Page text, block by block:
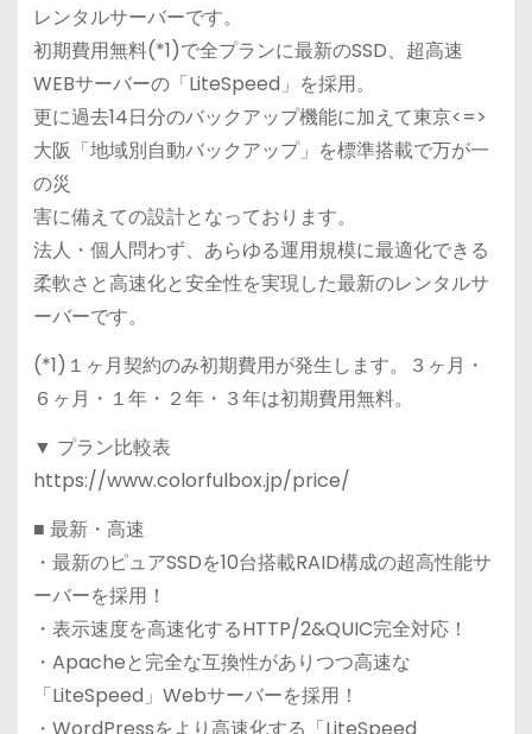
レンタルサーバーです。
初期費用無料(*1)で全プランに最新のSSD、超高速
WEBサーバーの「LiteSpeed」を採用。
更に過去14日分のバックアップ機能に加えて東京<=>
大阪「地域別自動バックアップ」を標準搭載で万が一
の災
害に備えての設計となっております。
法人・個人問わず、あらゆる運用規模に最適化できる
柔軟さと高速化と安全性を実現した最新のレンタルサ
ーバーです。
(*1)１ヶ月契約のみ初期費用が発生します。３ヶ月・
６ヶ月・１年・２年・３年は初期費用無料。
▼ プラン比較表
https://www.colorfulbox.jp/price/
■ 最新・高速
・最新のピュアSSDを10台搭載RAID構成の超高性能サ
ーバーを採用！
・表示速度を高速化するHTTP/2&QUIC完全対応！
・Apacheと完全な互換性がありつつ高速な
「LiteSpeed」Webサーバーを採用！
・WordPressをより高速化する「LiteSpeed